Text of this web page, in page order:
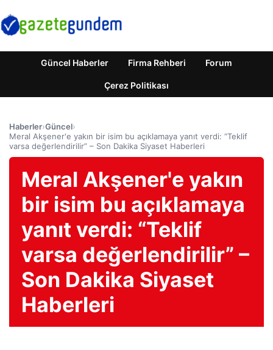
Güncel Haberler Firma Rehberi Forum
Çerez Politikası
Haberler›Güncel›
Meral Akşener'e yakın bir isim bu açıklamaya yanıt verdi: “Teklif
varsa değerlendirilir” – Son Dakika Siyaset Haberleri
Meral Akşener'e yakın
bir isim bu açıklamaya
yanıt verdi: “Teklif
varsa değerlendirilir” –
Son Dakika Siyaset
Haberleri